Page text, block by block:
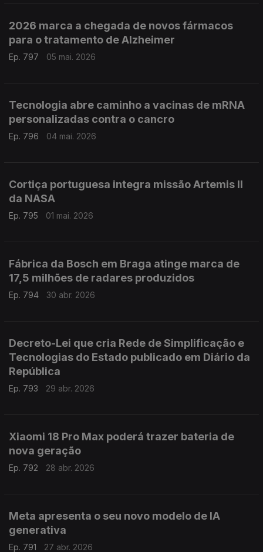
2026 marca a chegada de novos fármacos
para o tratamento de Alzheimer
Ep. 797 05 mai. 2026
Tecnologia abre caminho a vacinas de mRNA
personalizadas contra o cancro
Ep. 796 04 mai. 2026
Cortiça portuguesa integra missão Artemis II
da NASA
Ep. 795 01 mai. 2026
Fábrica da Bosch em Braga atinge marca de
17,5 milhões de radares produzidos
Ep. 794 30 abr. 2026
Decreto-Lei que cria Rede de Simplificação e
Tecnologias do Estado publicado em Diário da
República
Ep. 793 29 abr. 2026
Xiaomi 18 Pro Max poderá trazer bateria de
nova geração
Ep. 792 28 abr. 2026
Meta apresenta o seu novo modelo de IA
generativa
Ep. 791 27 abr. 2026